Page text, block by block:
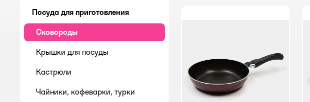
Посуда для приготовления
Сковороды
Крышки для посуды
Кастрюли
Чайники, кофеварки, турки